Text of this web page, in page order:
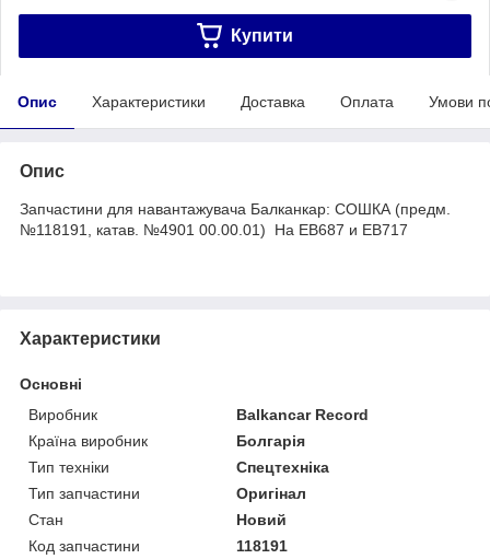
Купити
Опис Характеристики Доставка Оплата Умови
Опис
Запчастини для навантажувача Балканкар: СОШКА (предм.
№118191, катав. №4901 00.00.01) На ЕВ687 и ЕВ717
Характеристики
Основні
Виробник
Balkancar Record
Країна виробник
Болгарія
Тип техніки
Спецтехніка
Тип запчастини
Оригінал
Стан
Новий
Код запчастини
118191